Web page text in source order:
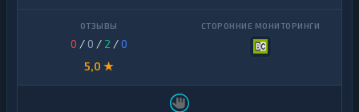
0 / 0 / 2 /0
5,0 ★